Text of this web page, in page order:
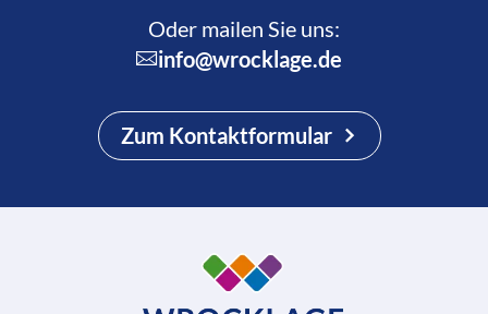
Oder mailen Sie uns:
info@wrocklage.de
Zum Kontaktformular